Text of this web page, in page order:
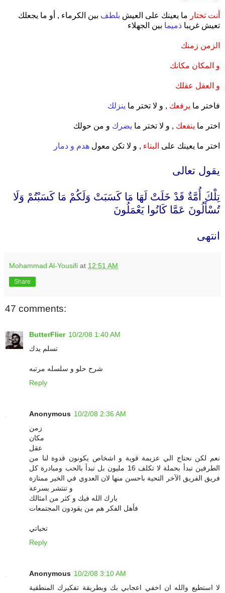
أنت تختار ما يعينك على العيش بلطف بين الكرماء , أو ما يجعلك
تعيش غريبا ذميما بين الجهلاء
الزمن زمنك
و المكان مكانك
و العقل عقلك
فاختر ما يرفعك , و لا تختر ما ينزلك
اختر ما ينفعك , و لا تختر ما يضرك و من حولك
اختر ما يعينك على البناء , و لا تكن معول هدم و دمار
يقول تعالى
تِلْكَ أُمَّةٌ قَدْ خَلَتْ لَهَا مَا كَسَبَتْ وَلَكُمْ مَا كَسَبْتُمْ وَلَا
تُسْأَلُونَ عَمَّا كَانُوا يَعْمَلُونَ
انتهى
Mohammad Al-Yousifi at 12:51 AM
Share
47 comments:
ButterFlier 10/2/08 1:40 AM
تسلم يدك
شرح حلو و سلسله مرتبه
Reply
Anonymous 10/2/08 2:36 AM
زمن
مكان
عقل
نعم لكن نحتاج الي عزيمة قوية و اشخاص يكونون قدوة لنا من
الطرفين تبدأ بحملة لا تكلف 16 مليون بل تبدأ بالحب ومبادرة كل
فريق الفريق الآخر التحية باحسن منها لان العدوي في الخير ممتازة
و تنتشر بسرعة
بارك الله فيك و كثر من امثالك
فأهل الفكر هم من يقودون المجتمعات
تحياتي
Reply
Anonymous 10/2/08 3:10 AM
لا استطيع والله ان اخفي اعجابي بك وبطريقة تفكيرك المنطقية